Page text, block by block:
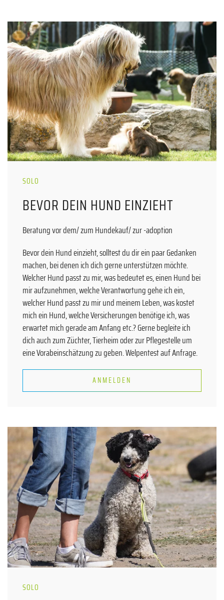
SOLO
BEVOR DEIN HUND EINZIEHT
Beratung vor dem/ zum Hundekauf/ zur -adoption
Bevor dein Hund einzieht, solltest du dir ein paar Gedanken
machen, bei denen ich dich gerne unterstützen möchte.
Welcher Hund passt zu mir, was bedeutet es, einen Hund bei
mir aufzunehmen, welche Verantwortung gehe ich ein,
welcher Hund passt zu mir und meinem Leben, was kostet
mich ein Hund, welche Versicherungen benötige ich, was
erwartet mich gerade am Anfang etc.? Gerne begleite ich
dich auch zum Züchter, Tierheim oder zur Pflegestelle um
eine Vorabeinschätzung zu geben. Welpentest auf Anfrage.
ANMELDEN
SOLO